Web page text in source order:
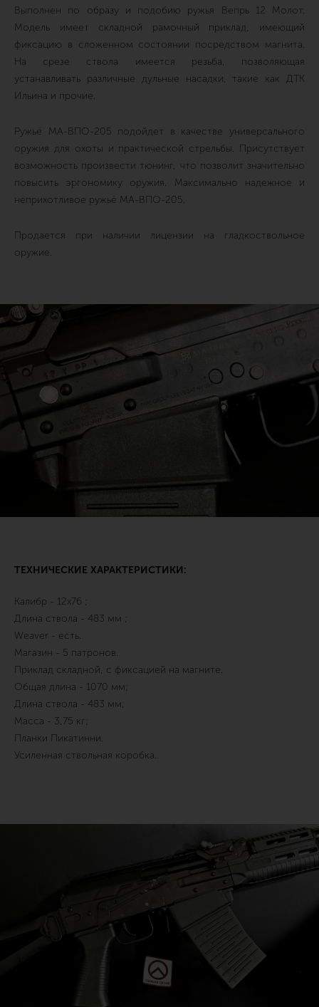
Выполнен по образу и подобию ружья Вепрь 12 Молот.
Модель имеет складной рамочный приклад, имеющий
фиксацию в сложенном состоянии посредством магнита.
На срезе ствола имеется резьба, позволяющая
устанавливать различные дульные насадки, такие как ДТК
Ильина и прочие.
Ружьё МА-ВПО-205 подойдет в качестве универсального
оружия для охоты и практической стрельбы. Присутствует
возможность произвести тюнинг, что позволит значительно
повысить эргономику оружия. Максимально надежное и
неприхотливое ружьё МА-ВПО-205.
Продается при наличии лицензии на гладкоствольное
оружие.
ТЕХНИЧЕСКИЕ ХАРАКТЕРИСТИКИ:
Калибр - 12х76 ;
Длина ствола - 483 мм ;
Weaver - есть.
Магазин - 5 патронов.
Приклад складной, с фиксацией на магните.
Общая длина - 1070 мм;
Длина ствола - 483 мм;
Масса - 3,75 кг;
Планки Пикатинни.
Усиленная ствольная коробка.